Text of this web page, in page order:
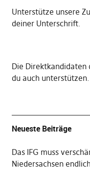
Unterstütze unsere
deiner Unterschrift.
Die Direktkandidaten
du auch unterstützen.
Neueste Beiträge
Das IFG muss
Niedersachsen